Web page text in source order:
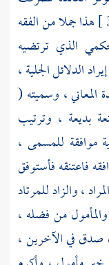
هذا جملا من الفقه
الذي ترتضيه
الدلائل الجلية ،
المعاني ، وسميته (
بديعة ، وترتيب
للمسمى ،
فاعتنقه فأستوفق
، والزاد للمرتاد
من فضله ،
صدق في الآخرين ،